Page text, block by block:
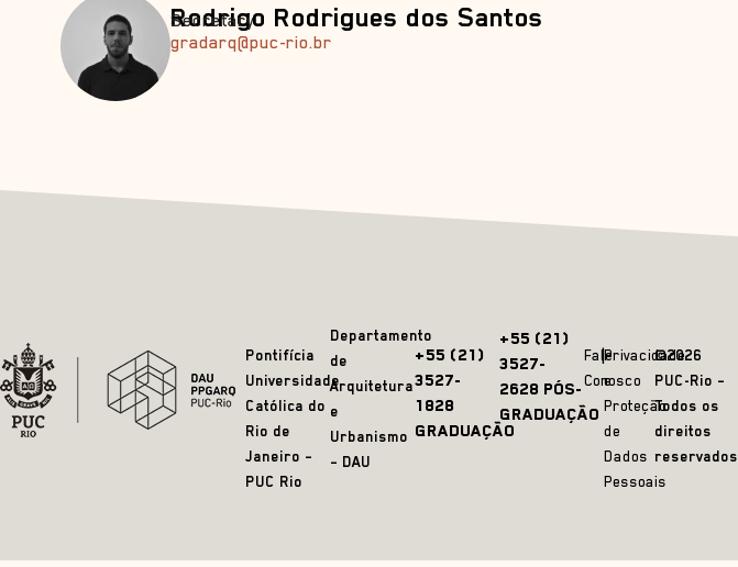
Rodrigo Rodrigues dos Santos
Secretary
gradarq@puc-rio.br
Pontifícia
Universidade
Católica do
Rio de
Janeiro –
PUC Rio
Departamento
de
Arquitetura
e
Urbanismo
– DAU
+55 (21)
3527-
1828
GRADUAÇÃO
+55 (21)
3527-
2628 PÓS-
GRADUAÇÃO
Fale
Conosco
Privacidade
e
Proteção
de
Dados
Pessoais
©2026
PUC-Rio –
Todos os
direitos
reservados